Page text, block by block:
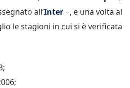
all’Inter‒, e una volta al
le stagioni in cui si è verificata